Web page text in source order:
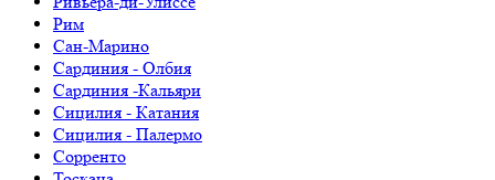
Рим
Сан-Марино
Сардиния - Олбия
Сардиния -Кальяри
Сицилия - Катания
Сицилия - Палермо
Сорренто